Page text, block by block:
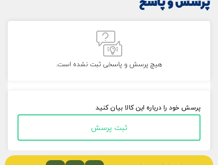
هیچ پرسش و پاسخی ثبت نشده است.
پرسش خود را درباره این کالا بیان کنید
ثبت پرسش